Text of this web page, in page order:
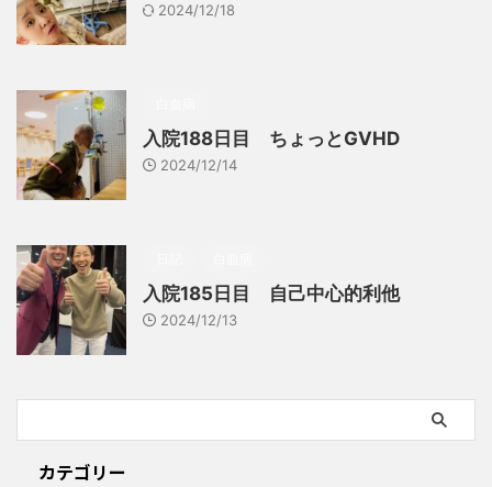
2024/12/18
入院188日目 ちょっとGVHD
2024/12/14
入院185日目 自己中心的利他
2024/12/13
カテゴリー